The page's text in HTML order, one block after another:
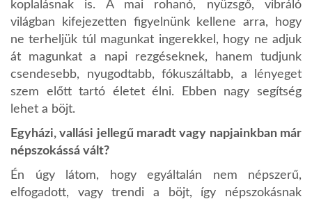
koplalásnak is. A mai rohanó, nyüzsgő, vibráló
világban kifejezetten figyelnünk kellene arra, hogy
ne terheljük túl magunkat ingerekkel, hogy ne adjuk
át magunkat a napi rezgéseknek, hanem tudjunk
csendesebb, nyugodtabb, fókuszáltabb, a lényeget
szem előtt tartó életet élni. Ebben nagy segítség
lehet a böjt.
Egyházi, vallási jellegű maradt vagy napjainkban már
népszokássá vált?
Én úgy látom, hogy egyáltalán nem népszerű,
elfogadott, vagy trendi a böjt, így népszokásnak